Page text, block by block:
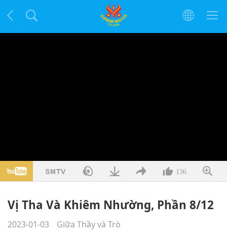
136
Vị Tha Và Khiêm Nhường, Phần 8/12
2023-01-03 Giữa Thầy và Trò